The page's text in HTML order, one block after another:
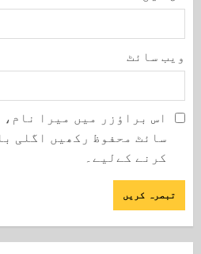
ویب‌ سائٹ
اس براؤزر میں میرا
سائٹ محفوظ رکھیں اگلی
کرنے کےلیے۔